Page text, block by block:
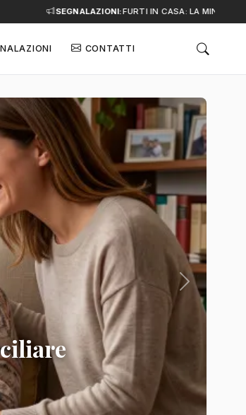
SEGNALAZIONI:FURTI IN CASA: LA MINACCIA
CONTATTI
Successivo